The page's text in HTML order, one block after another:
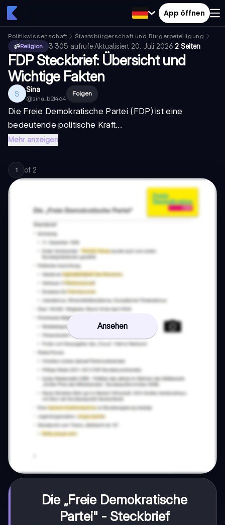
App öffnen
Politikwissenschaft Staatsbürgerschaft und Bürgerbeteiligung
Religion
3.305 aufrufe·Aktualisiert 20. Juli 2026·2 Seiten
FDP Steckbrief: Übersicht und
Wichtige Fakten
S Sina
@sina_b2f464
Folgen
Die Freie Demokratische Partei (FDP) ist eine
bedeutende politische Kraft...
Mehr anzeigen
1 of 2
Ansehen
Die „Freie Demokratische
Partei" - Steckbrief